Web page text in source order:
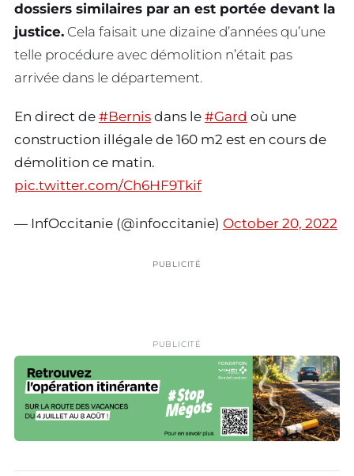
dossiers similaires par an est portée devant la
justice. Cela faisait une dizaine d’années qu’une
telle procédure avec démolition n’était pas
arrivée dans le département.
En direct de #Bernis dans le #Gard où une
construction illégale de 160 m2 est en cours de
démolition ce matin.
pic.twitter.com/Ch6HF9Tkif
— InfOccitanie (@infoccitanie) October 20, 2022
PUBLICITÉ
PUBLICITÉ